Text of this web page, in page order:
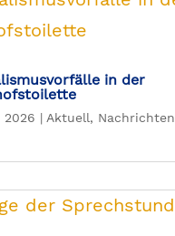
in der
2026 | Aktuell, Nachrichten